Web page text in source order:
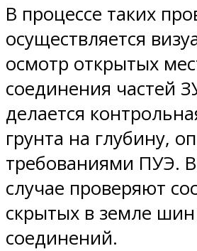
В процессе таких
осуществляется
осмотр открытых
соединения частей
делается
грунта на глубину,
требованиями ПУЭ.
случае проверяют
скрытых в земле
соединений.